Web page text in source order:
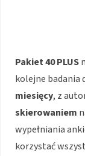
Pakiet 40 PLUS
kolejne badania
miesięcy, z
skierowaniem
wypełniania
korzystać